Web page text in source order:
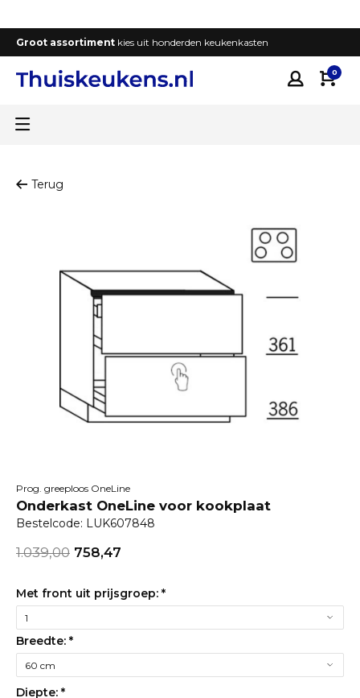
Groot assortiment kies uit honderden keukenkasten
0
Terug
Prog. greeploos OneLine
Onderkast OneLine voor kookplaat
Bestelcode: LUK607848
1.039,00 758,47
Met front uit prijsgroep: *
Breedte: *
Diepte: *